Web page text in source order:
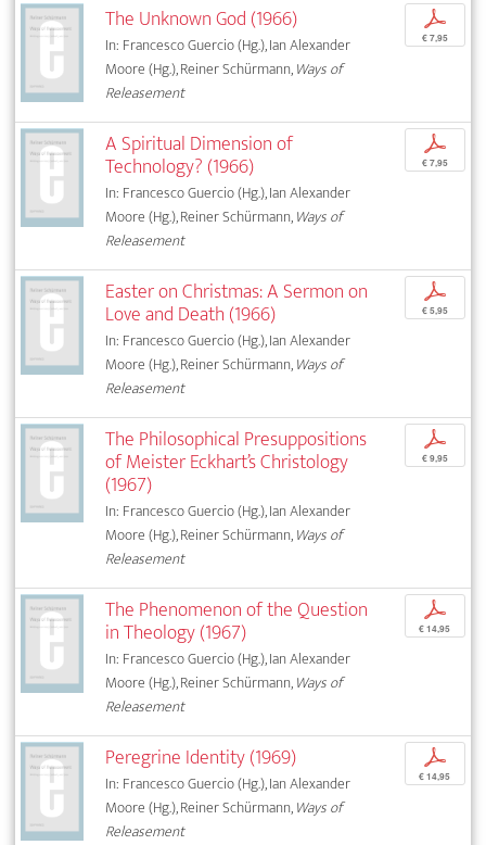
The Unknown God (1966)
In: Francesco Guercio (Hg.), Ian Alexander
Moore (Hg.), Reiner Schürmann,Ways of
Releasement
p
€ 7,95
A Spiritual Dimension of
Technology? (1966)
In: Francesco Guercio (Hg.), Ian Alexander
Moore (Hg.), Reiner Schürmann,Ways of
Releasement
p
€ 7,95
Easter on Christmas: A Sermon on
Love and Death (1966)
In: Francesco Guercio (Hg.), Ian Alexander
Moore (Hg.), Reiner Schürmann,Ways of
Releasement
p
€ 5,95
The Philosophical Presuppositions
of Meister Eckhart’s Christology
(1967)
In: Francesco Guercio (Hg.), Ian Alexander
Moore (Hg.), Reiner Schürmann,Ways of
Releasement
p
€ 9,95
The Phenomenon of the Question
in Theology (1967)
In: Francesco Guercio (Hg.), Ian Alexander
Moore (Hg.), Reiner Schürmann,Ways of
Releasement
p
€ 14,95
Peregrine Identity (1969)
In: Francesco Guercio (Hg.), Ian Alexander
Moore (Hg.), Reiner Schürmann,Ways of
Releasement
p
€ 14,95